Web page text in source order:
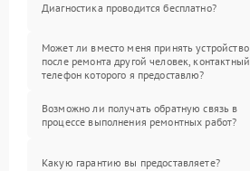
Диагностика проводится бесплатно?
Может ли вместо меня принять устройство
после ремонта другой человек, контактный
телефон которого я предоставлю?
Возможно ли получать обратную связь в
процессе выполнения ремонтных работ?
Какую гарантию вы предоставляете?